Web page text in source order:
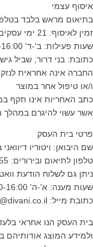
איסוף עצמי
בתיאום מראש בלבד בטלפון: 09-
זמין לאיסוף: 21 ימי עסקים ממועד הרכישה ולמשך 30 יום
שעות פעילות: ב'-ד' 11:00-16:00
כתובת: בני דרור, שביל
החברה אינה אחראית
ו/או טיפול אחר במוצר
כתב האחריות אינו תקף
אשר עשוי להיגרם במהלך
פרטי בית העסק
שם היבואן: ויטוריו
טלפון לתיאום ובירורים: 09-8910055
ניתן גם לשלוח הודעת וואטסאפ
שעות מענה: א'-ה' 10:00-16:00
כתובת מייל: sherut@divani.co.il
בית העסק הנו אחראי
ולמידע המוצג אודותיהם